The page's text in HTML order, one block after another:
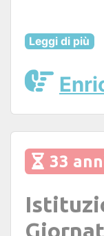
Leggi di più
33